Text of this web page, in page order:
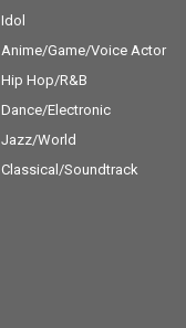
Idol
Anime/Game/Voice Actor
Hip Hop/R&B
Dance/Electronic
Jazz/World
Classical/Soundtrack